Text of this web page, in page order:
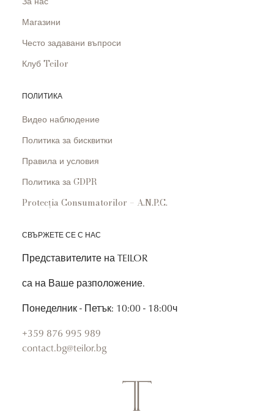
Магазини
Често задавани въпроси
Клуб Teilor
ПОЛИТИКА
Видео наблюдение
Политика за бисквитки
Правила и условия
Политика за GDPR
Protecția Consumatorilor – A.N.P.C.
СВЪРЖЕТЕ СЕ С НАС
Представителите на TEILOR
са на Ваше разположение.
Понеделник - Петък: 10:00 - 18:00ч
+359 876 995 989
contact.bg@teilor.bg